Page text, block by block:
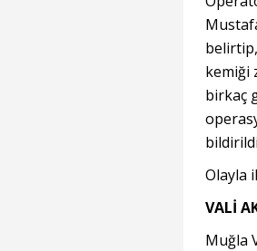
kemiği
birkaç
Olayla
VALİ
Muğla